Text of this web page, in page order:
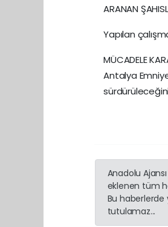
ARANAN
Yapılan
MÜCADELE
Antalya
sürdürüleceğini
Anadolu
eklenen tüm
Bu
tutulamaz...